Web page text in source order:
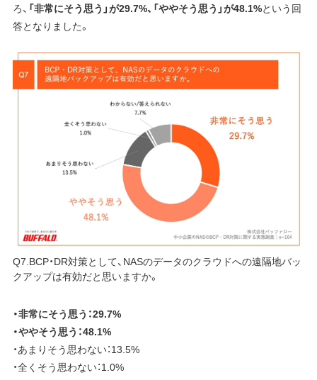
ろ、 「非常にそう思う」が29.7%、「ややそう思う」が48.1%という回
答となりました。
Q7.BCP・DR対策として、NASのデータのクラウドへの遠隔地バッ
クアップは有効だと思いますか。
・非常にそう思う：29.7%
・ややそう思う：48.1%
・あまりそう思わない：13.5%
・全くそう思わない：1.0%